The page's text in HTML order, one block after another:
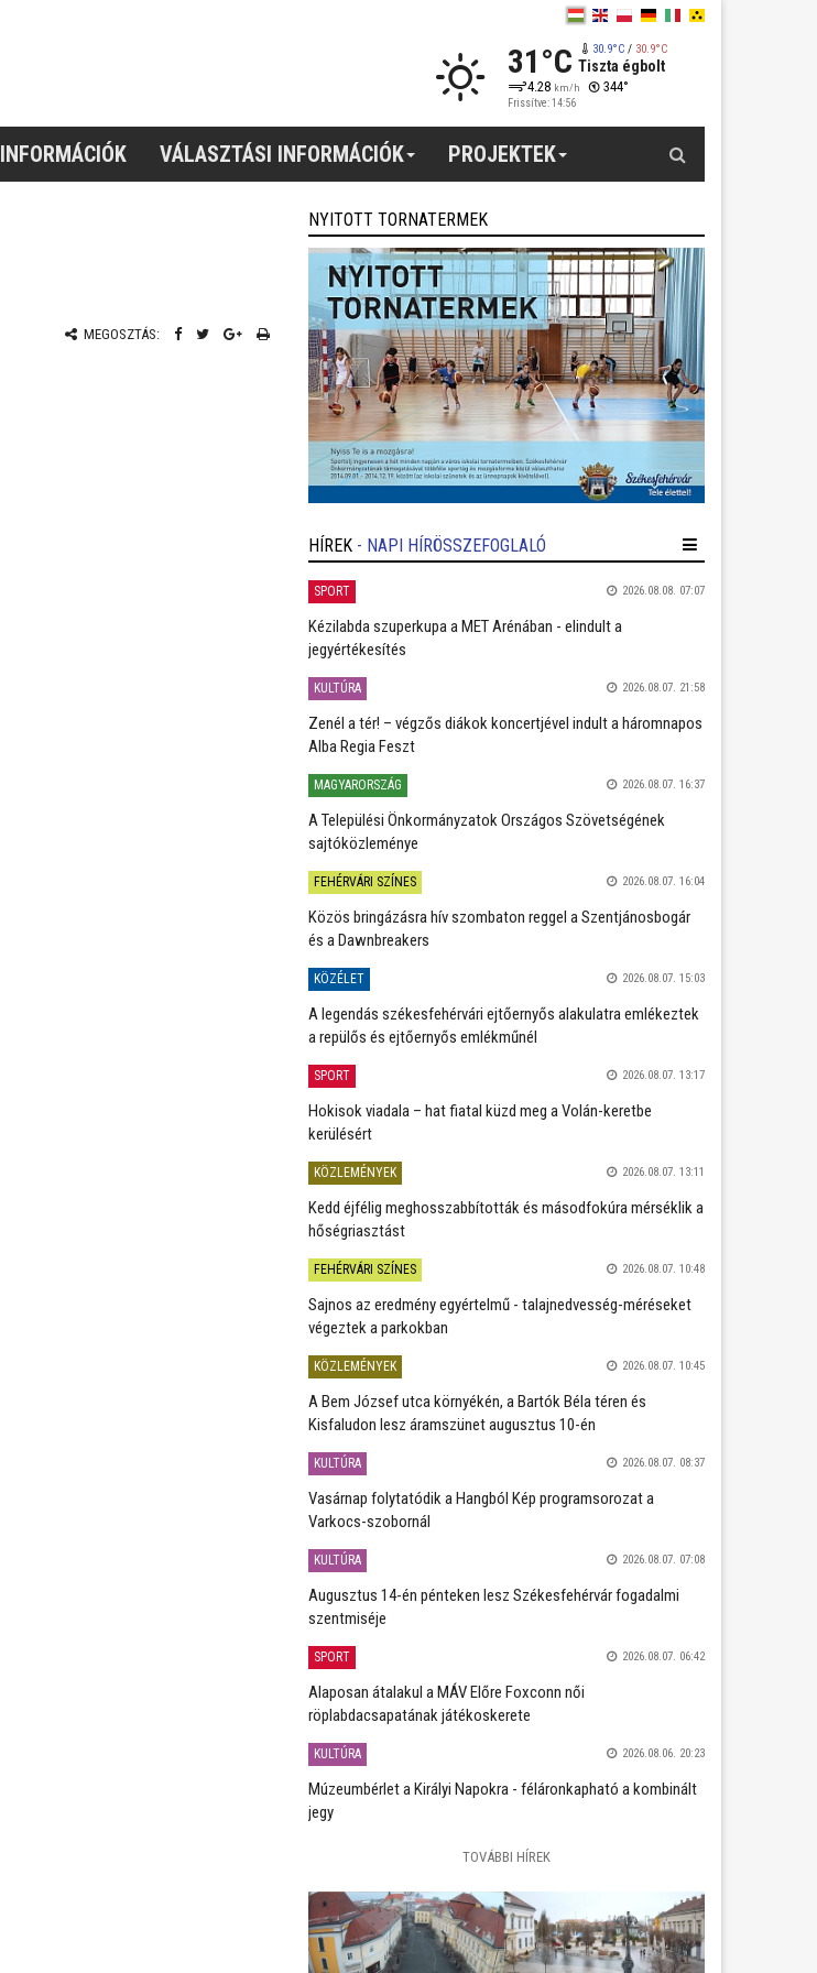
31°C 30.9°C/ 30.9°C
Tiszta égbolt
4.28 km/h 344°
Frissítve: 14:56
INFORMÁCIÓK VÁLASZTÁSI INFORMÁCIÓK PROJEKTEK
MEGOSZTÁS:
NYITOTT TORNATERMEK
HÍREK - NAPI HÍRÖSSZEFOGLALÓ
SPORT 2026.08.08. 07:07
Kézilabda szuperkupa a MET Arénában - elindult a
jegyértékesítés
KULTÚRA 2026.08.07. 21:58
Zenél a tér! – végzős diákok koncertjével indult a háromnapos
Alba Regia Feszt
MAGYARORSZÁG 2026.08.07. 16:37
A Települési Önkormányzatok Országos Szövetségének
sajtóközleménye
FEHÉRVÁRI SZÍNES 2026.08.07. 16:04
Közös bringázásra hív szombaton reggel a Szentjánosbogár
és a Dawnbreakers
KÖZÉLET 2026.08.07. 15:03
A legendás székesfehérvári ejtőernyős alakulatra emlékeztek
a repülős és ejtőernyős emlékműnél
SPORT 2026.08.07. 13:17
Hokisok viadala – hat fiatal küzd meg a Volán-keretbe
kerülésért
KÖZLEMÉNYEK 2026.08.07. 13:11
Kedd éjfélig meghosszabbították és másodfokúra mérséklik a
hőségriasztást
FEHÉRVÁRI SZÍNES 2026.08.07. 10:48
Sajnos az eredmény egyértelmű - talajnedvesség-méréseket
végeztek a parkokban
KÖZLEMÉNYEK 2026.08.07. 10:45
A Bem József utca környékén, a Bartók Béla téren és
Kisfaludon lesz áramszünet augusztus 10-én
KULTÚRA 2026.08.07. 08:37
Vasárnap folytatódik a Hangból Kép programsorozat a
Varkocs-szobornál
KULTÚRA 2026.08.07. 07:08
Augusztus 14-én pénteken lesz Székesfehérvár fogadalmi
szentmiséje
SPORT 2026.08.07. 06:42
Alaposan átalakul a MÁV Előre Foxconn női
röplabdacsapatának játékoskerete
KULTÚRA 2026.08.06. 20:23
Múzeumbérlet a Királyi Napokra - féláronkapható a kombinált
jegy
TOVÁBBI HÍREK